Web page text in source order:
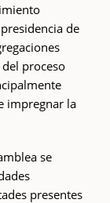
de
proceso
impregnar la
se
presentes